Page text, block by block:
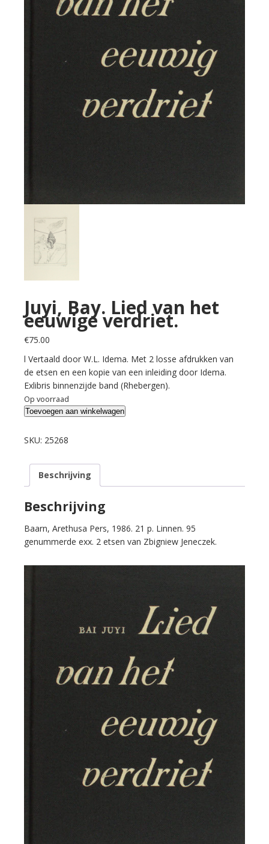
Juyi, Bay. Lied van het
eeuwige verdriet.
€75.00
l Vertaald door W.L. Idema. Met 2 losse afdrukken van
de etsen en een kopie van een inleiding door Idema.
Exlibris binnenzijde band (Rhebergen).
Op voorraad
Juyi,
Lied
het
eeuwige
verdriet.
aantal
Toevoegen aan winkelwagen
SKU: 25268
Beschrijving
Beschrijving
Baarn, Arethusa Pers, 1986. 21 p. Linnen. 95
genummerde exx. 2 etsen van Zbigniew Jeneczek.